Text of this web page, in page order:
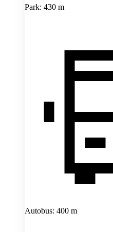
Park: 430 m
Autobus: 400 m